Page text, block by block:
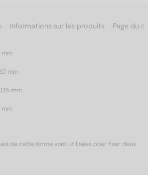
Informations sur les produits Page du
mm
mm
mm
mm
de cette forme sont utilisées pour fixer deux